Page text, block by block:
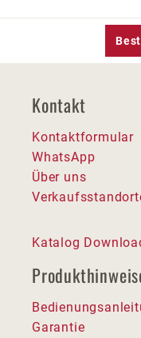
Kontakt
Kontaktformular
WhatsApp
Über uns
Katalog
Garantie